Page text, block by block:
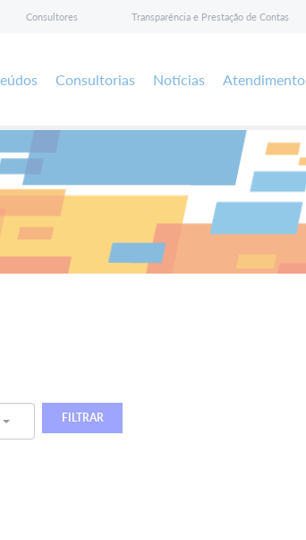
Consultores Transparência e Prestação de Contas
Consultorias Notícias Atendimento
FILTRAR